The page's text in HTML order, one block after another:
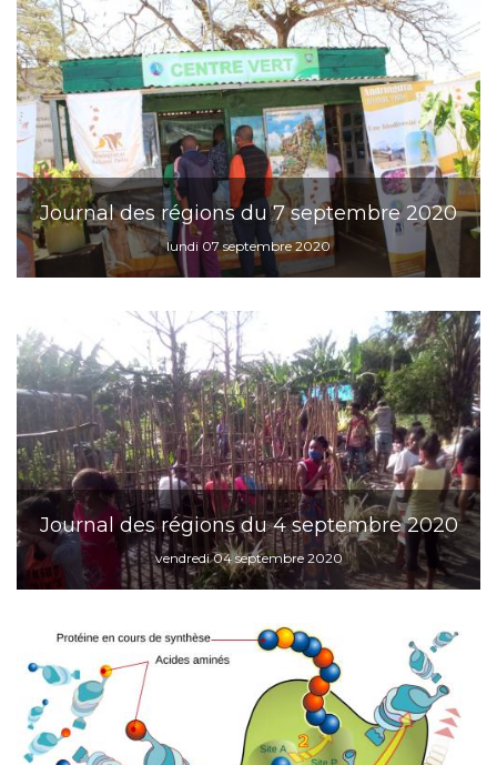
Journal des régions du 7 septembre 2020
lundi 07 septembre 2020
Journal des régions du 4 septembre 2020
vendredi 04 septembre 2020